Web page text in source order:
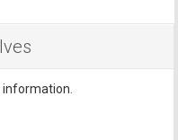
information.